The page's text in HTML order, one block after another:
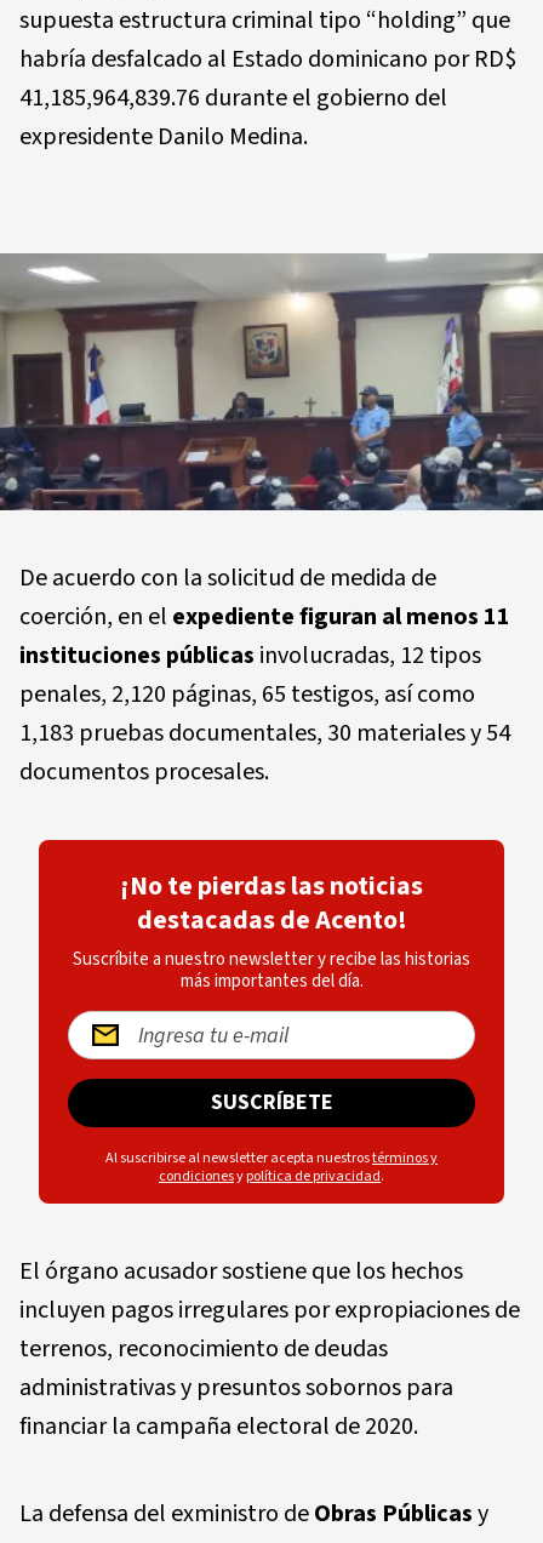
supuesta estructura criminal tipo “holding” que
habría desfal­cado al Estado dominicano por RD$
41,185,964,839.76 durante el gobierno del
expresidente Danilo Medina.
De acuerdo con la solicitud de medida de
coerción, en el expediente figuran al menos 11
instituciones públicas involucradas, 12 tipos
penales, 2,120 páginas, 65 testigos, así como
1,183 pruebas documentales, 30 materiales y 54
documentos procesales.
¡No te pierdas las noticias
destacadas de Acento!
Suscríbite a nuestro newsletter y recibe las historias
más importantes del día.
SUSCRÍBETE
Al suscribirse al newsletter acepta nuestrostérminos y
condicionesypolítica de privacidad.
El órgano acusador sostiene que los hechos
incluyen pagos irregulares por expropiaciones de
terrenos, reconocimiento de deudas
administrativas y presuntos sobornos para
financiar la campaña electoral de 2020.
La defensa del exministro deObras Públicasy